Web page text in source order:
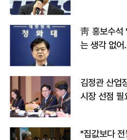
靑 홍보수석
는 생각 없
김정관 산업
시장 선점
"집값보다